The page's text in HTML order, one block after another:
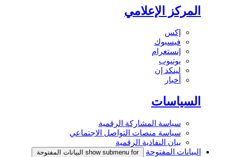
المركز الإعلامي
إكس
فيسبوك
إنستغرام
يوتيوب
لينكد إن
أخبار
السياسات
سياسة المشاركة الرقمية
سياسة منصات التواصل الاجتماعي
بيان النفاذية الرقمية
البيانات المفتوحة
show submenu for البيانات المفتوحة